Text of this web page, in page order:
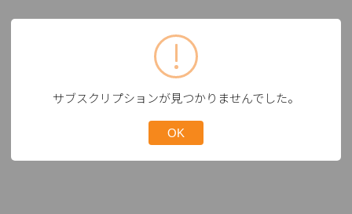
サブスクリプションが見つかりませんでした。
OK